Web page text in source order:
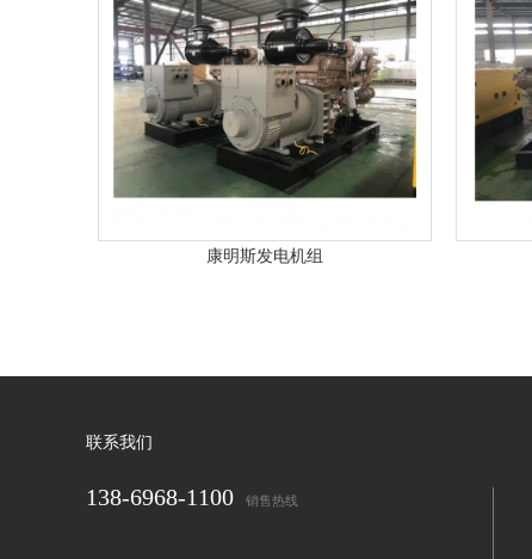
康明斯发电机组
联系我们
138-6968-1100 销售热线